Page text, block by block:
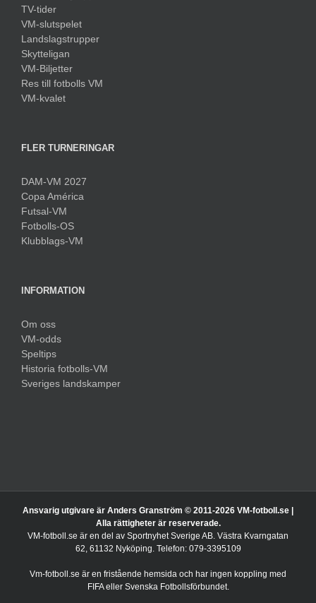
TV-tider
VM-slutspelet
Landslagstrupper
Skytteligan
VM-Biljetter
Res till fotbolls VM
VM-kvalet
FLER TURNERINGAR
DAM-VM 2027
Copa América
Futsal-VM
Fotbolls-OS
Klubblags-VM
INFORMATION
Om oss
VM-odds
Speltips
Historia fotbolls-VM
Sveriges landskamper
Ansvarig utgivare är Anders Granström © 2011-2026 VM-fotboll.se |
Alla rättigheter är reserverade.
VM-fotboll.se är en del av Sportnyhet Sverige AB. Västra Kvarngatan
62, 61132 Nyköping. Telefon: 079-3395109
Vm-fotboll.se är en fristående hemsida och har ingen koppling med
FIFA eller Svenska Fotbollsförbundet.